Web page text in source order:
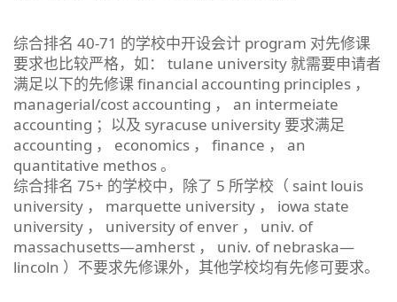
综合排名 40-71 的学校中开设会计 program 对先修课
要求也比较严格，如： tulane university 就需要申请者
满足以下的先修课 financial accounting principles ，
managerial/cost accounting ， an intermeiate
accounting ；以及 syracuse university 要求满足
accounting ， economics ， finance ， an
quantitative methos 。
综合排名 75+ 的学校中，除了 5 所学校（ saint louis
university ， marquette university ， iowa state
university ， university of enver ， univ. of
massachusetts—amherst ， univ. of nebraska—
lincoln ）不要求先修课外，其他学校均有先修可要求。